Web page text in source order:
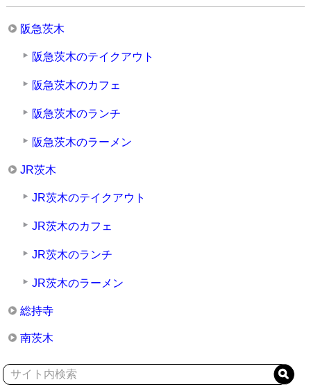
阪急茨木
阪急茨木のテイクアウト
阪急茨木のカフェ
阪急茨木のランチ
阪急茨木のラーメン
JR茨木
JR茨木のテイクアウト
JR茨木のカフェ
JR茨木のランチ
JR茨木のラーメン
総持寺
南茨木